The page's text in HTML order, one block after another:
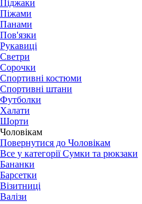
Піджаки
Піжами
Панами
Пов'язки
Рукавиці
Светри
Сорочки
Спортивні костюми
Спортивні штани
Футболки
Халати
Шорти
Чоловікам
Повернутися до Чоловікам
Все у категорії Сумки та рюкзаки
Бананки
Барсетки
Візитниці
Валізи